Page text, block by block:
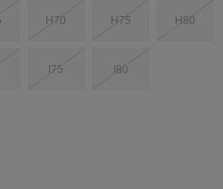
H70 H75 H80
I75 I80